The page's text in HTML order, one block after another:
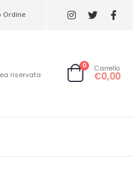
Ordine
0 Carrello
€0,00